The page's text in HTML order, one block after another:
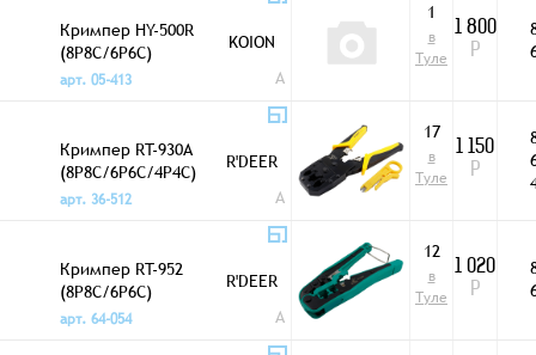
Кримпер HY-500R
(8P8C/6P6C)
KOION
арт. 05-413
A
1
в
Туле
1 800
Р
Кримпер RT-930A
(8P8C/6P6C/4P4C)
R'DEER
арт. 36-512
A
17
в
Туле
1 150
Р
Кримпер RT-952
(8P8C/6P6C)
R'DEER
арт. 64-054
A
12
в
Туле
1 020
Р